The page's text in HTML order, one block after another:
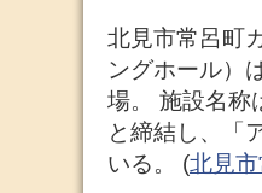
北見市常呂町
ングホール）
場。 施設名称
と締結し、「
いる。 (北見